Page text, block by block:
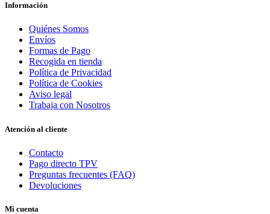
Información
Quiénes Somos
Envíos
Formas de Pago
Recogida en tienda
Política de Privacidad
Política de Cookies
Aviso legal
Trabaja con Nosotros
Atención al cliente
Contacto
Pago directo TPV
Preguntas frecuentes (FAQ)
Devoluciones
Mi cuenta